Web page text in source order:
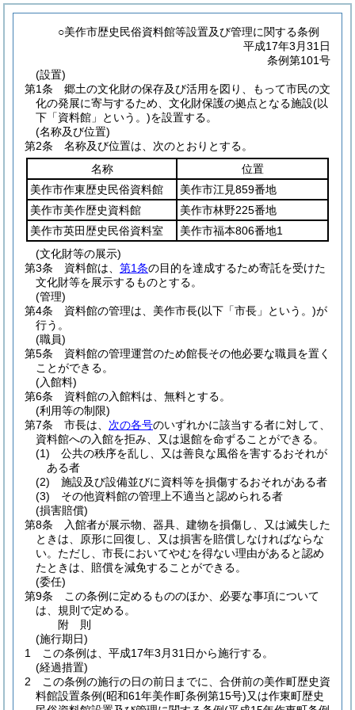
○美作市歴史民俗資料館等設置及び管理に関する条例
平成17年3月31日
条例第101号
(設置)
第1条
郷土の文化財の保存及び活用を図り、もって市民の文
化の発展に寄与するため、文化財保護の拠点となる施設(以
下「資料館」という。)を設置する。
(名称及び位置)
第2条
名称及び位置は、次のとおりとする。
名称
位置
美作市作東歴史民俗資料館
美作市江見859番地
美作市美作歴史資料館
美作市林野225番地
美作市英田歴史民俗資料室
美作市福本806番地1
(文化財等の展示)
第3条
資料館は、 第1条の目的を達成するため寄託を受けた
文化財等を展示するものとする。
(管理)
第4条
資料館の管理は、美作市長(以下「市長」という。)が
行う。
(職員)
第5条
資料館の管理運営のため館長その他必要な職員を置く
ことができる。
(入館料)
第6条
資料館の入館料は、無料とする。
(利用等の制限)
第7条
市長は、 次の各号のいずれかに該当する者に対して、
資料館への入館を拒み、又は退館を命ずることができる。
(1)
公共の秩序を乱し、又は善良な風俗を害するおそれが
ある者
(2)
施設及び設備並びに資料等を損傷するおそれがある者
(3)
その他資料館の管理上不適当と認められる者
(損害賠償)
第8条
入館者が展示物、器具、建物を損傷し、又は滅失した
ときは、原形に回復し、又は損害を賠償しなければならな
い。 ただし、市長においてやむを得ない理由があると認め
たときは、賠償を減免することができる。
(委任)
第9条
この条例に定めるもののほか、必要な事項について
は、規則で定める。
附 則
(施行期日)
1
この条例は、平成17年3月31日から施行する。
(経過措置)
2
この条例の施行の日の前日までに、合併前の美作町歴史資
料館設置条例(昭和61年美作町条例第15号)又は作東町歴史